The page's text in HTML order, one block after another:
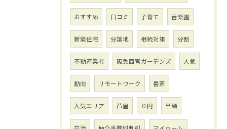
おすすめ 口コミ 子育て 苦楽園
新築住宅 分譲地 相続対策 分割
不動産業者 阪急西宮ガーデンズ 人気
動向 リモートワーク 書斎
人気エリア 芦屋 ０円 半額